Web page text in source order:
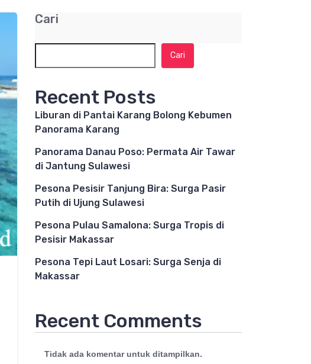
Cari
Cari
Recent Posts
Liburan di Pantai Karang Bolong Kebumen
Panorama Karang
Panorama Danau Poso: Permata Air Tawar
di Jantung Sulawesi
Pesona Pesisir Tanjung Bira: Surga Pasir
Putih di Ujung Sulawesi
Pesona Pulau Samalona: Surga Tropis di
Pesisir Makassar
Pesona Tepi Laut Losari: Surga Senja di
Makassar
Recent Comments
Tidak ada komentar untuk ditampilkan.